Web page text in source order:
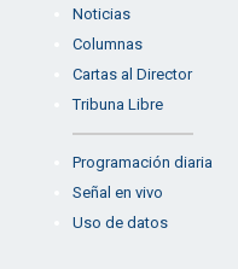
Noticias
Columnas
Cartas al Director
Tribuna Libre
Programación diaria
Señal en vivo
Uso de datos